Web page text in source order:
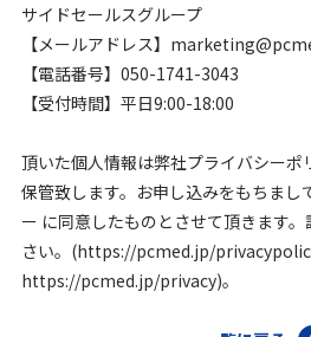
サイドセールスグループ
【メールアドレス】
【電話番号】050-1741-3043
【受付時間】平日9:00-18:00
頂いた個人情報は弊社プライバシーポ
保管致します。お申し込みをもちまし
ー に同意したものとさせて頂きます
さい。(https://pcmed.jp/privacypolicy
https://pcmed.jp/privacy)。